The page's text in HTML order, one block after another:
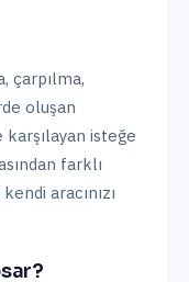
çarpılma,
oluşan
karşılayan isteğe
farklı
aracınızı